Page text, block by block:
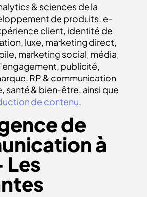
& sciences de la
de produits, e-
client, identité de
luxe, marketing direct,
marketing social, média,
publicité,
RP & communication
santé & bien-être, ainsi que
de contenu.
de
à
Les